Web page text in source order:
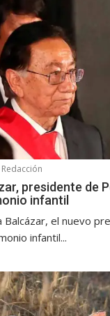
Redacción
presidente de
infantil
Balcázar, el nuevo
infantil...